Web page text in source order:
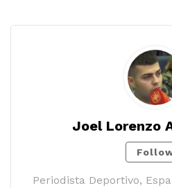
Joel Lorenzo
Periodista Deportivo,